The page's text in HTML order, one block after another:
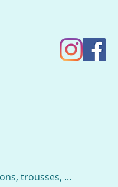
trousses, ...